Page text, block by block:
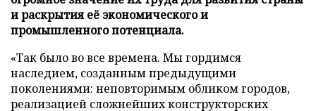
и раскрытия её экономического и
промышленного потенциала.
«Так было во все времена. Мы гордимся
наследием, созданным предыдущими
поколениями: неповторимым обликом городов,
реализацией сложнейших конструкторских